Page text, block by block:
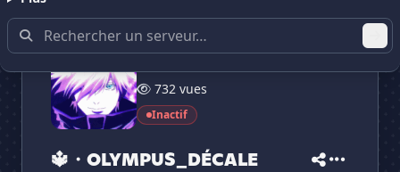
732 vues
Inactif
🔱・OLYMPUS_DÉCALE
Es-tu sûr de vouloir supprimer ton avis de ce